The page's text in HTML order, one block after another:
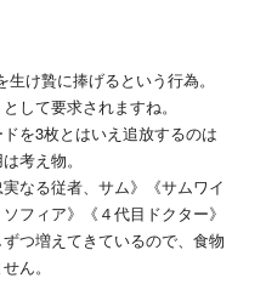
け贄に捧げるという行為。
して要求されますね。
を3枚とはいえ追放するのは
考え物。
なる従者、サム》《サムワイ
フィア》《４代目ドクター》
つ増えてきているので、食物
ん。